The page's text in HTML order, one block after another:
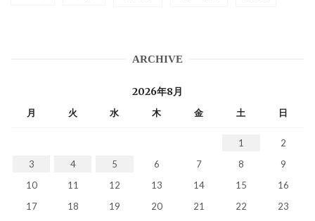
ARCHIVE
2026年8月
月 火 水 木 金 土 日
1
2
3
4 5 6 7 8
9
10
11 12 13 14 15
16
17
18 19 20 21 22
23